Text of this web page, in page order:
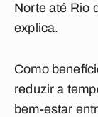
Norte até Rio
explica.
Como
reduzir a
bem-estar